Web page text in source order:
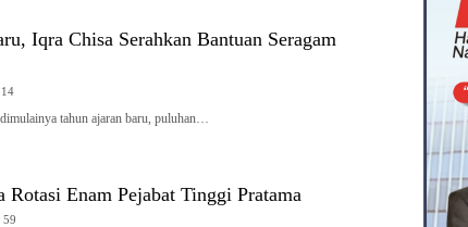
Iqra Chisa Serahkan Bantuan Seragam
tahun ajaran baru, puluhan…
Rotasi Enam Pejabat Tinggi Pratama
59